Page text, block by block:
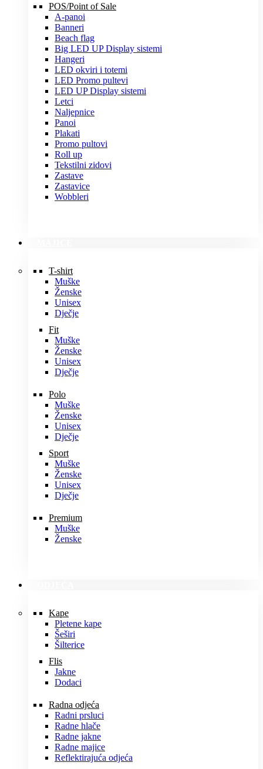
POS/Point of Sale
A-panoi
Banneri
Beach flag
Big LED UP Display sistemi
Hangeri
LED okviri i totemi
LED Promo pultevi
LED UP Display sistemi
Letci
Naljepnice
Panoi
Plakati
Promo pultovi
Roll up
Tekstilni zidovi
Zastave
Zastavice
Wobbleri
T-shirt
Muške
Ženske
Unisex
Dječje
Fit
Muške
Ženske
Unisex
Dječje
Polo
Muške
Ženske
Unisex
Dječje
Sport
Muške
Ženske
Unisex
Dječje
Premium
Muške
Ženske
Kape
Pletene kape
Šeširi
Šilterice
Flis
Jakne
Dodaci
Radna odjeća
Radni prsluci
Radne hlače
Radne jakne
Radne majice
Reflektirajuća odjeća